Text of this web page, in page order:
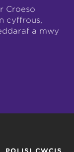
Croeso
cyffrous,
a mwy